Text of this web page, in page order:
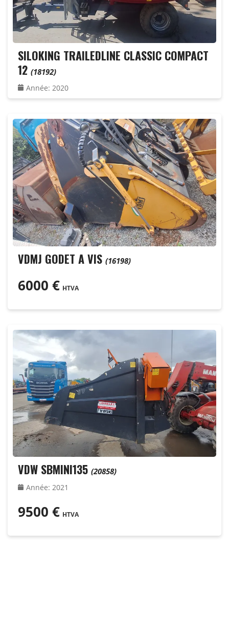
SILOKING TRAILEDLINE CLASSIC COMPACT
12 (18192)
Année: 2020
VDMJ GODET A VIS (16198)
6000 € HTVA
VDW SBMINI135 (20858)
Année: 2021
9500 € HTVA